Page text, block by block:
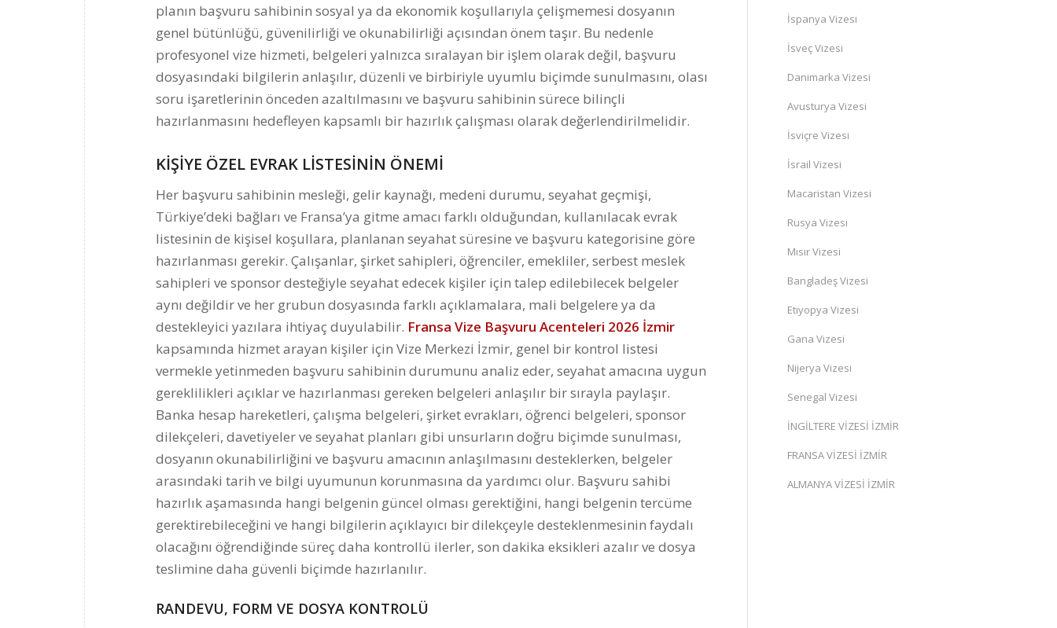
planın başvuru sahibinin sosyal ya da ekonomik koşullarıyla çelişmemesi dosyanın
genel bütünlüğü, güvenilirliği ve okunabilirliği açısından önem taşır. Bu nedenle
profesyonel vize hizmeti, belgeleri yalnızca sıralayan bir işlem olarak değil, başvuru
dosyasındaki bilgilerin anlaşılır, düzenli ve birbiriyle uyumlu biçimde sunulmasını, olası
soru işaretlerinin önceden azaltılmasını ve başvuru sahibinin sürece bilinçli
hazırlanmasını hedefleyen kapsamlı bir hazırlık çalışması olarak değerlendirilmelidir.
KİŞİYE ÖZEL EVRAK LİSTESİNİN ÖNEMİ
Her başvuru sahibinin mesleği, gelir kaynağı, medeni durumu, seyahat geçmişi,
Türkiye’deki bağları ve Fransa’ya gitme amacı farklı olduğundan, kullanılacak evrak
listesinin de kişisel koşullara, planlanan seyahat süresine ve başvuru kategorisine göre
hazırlanması gerekir. Çalışanlar, şirket sahipleri, öğrenciler, emekliler, serbest meslek
sahipleri ve sponsor desteğiyle seyahat edecek kişiler için talep edilebilecek belgeler
aynı değildir ve her grubun dosyasında farklı açıklamalara, mali belgelere ya da
destekleyici yazılara ihtiyaç duyulabilir. Fransa Vize Başvuru Acenteleri 2026 İzmir
kapsamında hizmet arayan kişiler için Vize Merkezi İzmir, genel bir kontrol listesi
vermekle yetinmeden başvuru sahibinin durumunu analiz eder, seyahat amacına uygun
gereklilikleri açıklar ve hazırlanması gereken belgeleri anlaşılır bir sırayla paylaşır.
Banka hesap hareketleri, çalışma belgeleri, şirket evrakları, öğrenci belgeleri, sponsor
dilekçeleri, davetiyeler ve seyahat planları gibi unsurların doğru biçimde sunulması,
dosyanın okunabilirliğini ve başvuru amacının anlaşılmasını desteklerken, belgeler
arasındaki tarih ve bilgi uyumunun korunmasına da yardımcı olur. Başvuru sahibi
hazırlık aşamasında hangi belgenin güncel olması gerektiğini, hangi belgenin tercüme
gerektirebileceğini ve hangi bilgilerin açıklayıcı bir dilekçeyle desteklenmesinin faydalı
olacağını öğrendiğinde süreç daha kontrollü ilerler, son dakika eksikleri azalır ve dosya
teslimine daha güvenli biçimde hazırlanılır.
RANDEVU, FORM VE DOSYA KONTROLÜ
İspanya Vizesi
İsveç Vizesi
Danimarka Vizesi
Avusturya Vizesi
İsviçre Vizesi
İsrail Vizesi
Macaristan Vizesi
Rusya Vizesi
Mısır Vizesi
Bangladeş Vizesi
Etiyopya Vizesi
Gana Vizesi
Nijerya Vizesi
Senegal Vizesi
İNGİLTERE VİZESİ İZMİR
FRANSA VİZESİ İZMİR
ALMANYA VİZESİ İZMİR